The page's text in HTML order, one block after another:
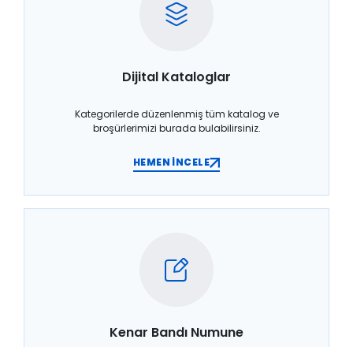
Dijital Kataloglar
Kategorilerde düzenlenmiş tüm katalog ve
broşürlerimizi burada bulabilirsiniz.
HEMEN İNCELE
Kenar Bandı Numune